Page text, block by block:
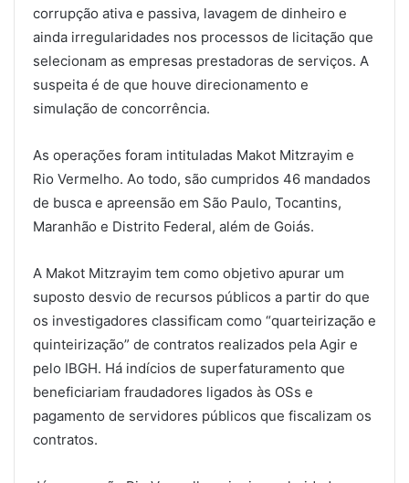
corrupção ativa e passiva, lavagem de dinheiro e
ainda irregularidades nos processos de licitação que
selecionam as empresas prestadoras de serviços. A
suspeita é de que houve direcionamento e
simulação de concorrência.
As operações foram intituladas Makot Mitzrayim e
Rio Vermelho. Ao todo, são cumpridos 46 mandados
de busca e apreensão em São Paulo, Tocantins,
Maranhão e Distrito Federal, além de Goiás.
A Makot Mitzrayim tem como objetivo apurar um
suposto desvio de recursos públicos a partir do que
os investigadores classificam como “quarteirização e
quinteirização” de contratos realizados pela Agir e
pelo IBGH. Há indícios de superfaturamento que
beneficiariam fraudadores ligados às OSs e
pagamento de servidores públicos que fiscalizam os
contratos.